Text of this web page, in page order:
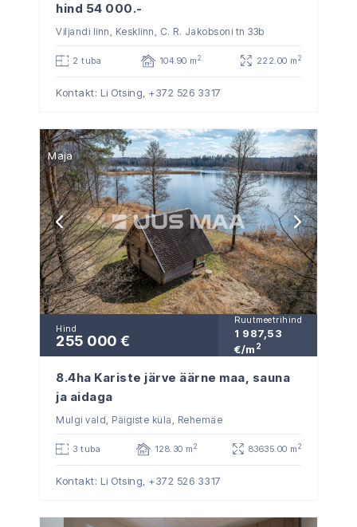
hind 54 000.-
Viljandi linn, Kesklinn, C. R. Jakobsoni tn 33b
2 tuba 104.90 m 2 222.00 m 2
Kontakt: Li Otsing, +372 526 3317
Maja
Hind
255 000 €
Ruutmeetrihind
1 987,53
€/m 2
8.4ha Kariste järve äärne maa, sauna
ja aidaga
Mulgi vald, Päigiste küla, Rehemäe
3 tuba 128.30 m 2 83635.00 m 2
Kontakt: Li Otsing, +372 526 3317